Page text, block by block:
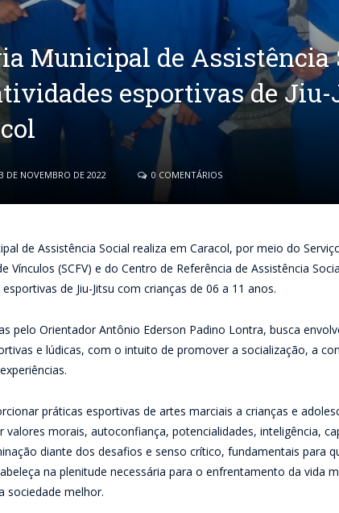
Municipal de Assistência
esportivas de
3 DE NOVEMBRO DE 2022 0 COMENTÁRIOS
de Assistência Social realiza em Caracol, por meio do
Vínculos (SCFV) e do Centro de Referência de Assistência
de Jiu-Jitsu com crianças de 06 a 11 anos.
pelo Orientador Antônio Ederson Padino Lontra, busca
e lúdicas, com o intuito de promover a socialização, a
práticas esportivas de artes marciais a crianças e
valores morais, autoconfiança, potencialidades, inteligência,
diante dos desafios e senso crítico, fundamentais para
na plenitude necessária para o enfrentamento da vida
sociedade melhor.